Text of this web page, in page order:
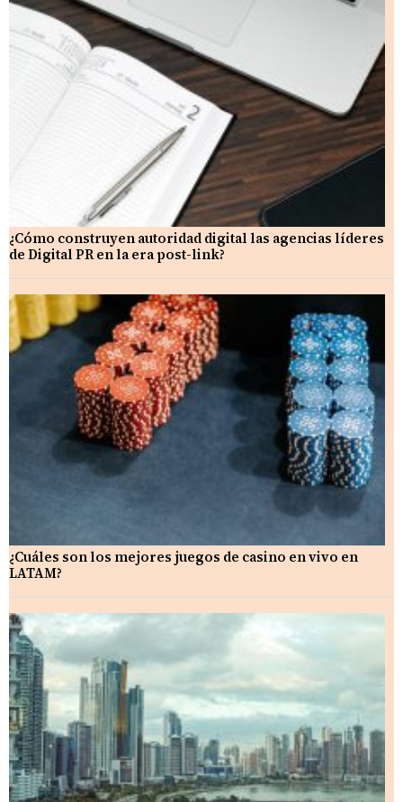
¿Cómo construyen autoridad digital las agencias líderes
de Digital PR en la era post-link?
¿Cuáles son los mejores juegos de casino en vivo en
LATAM?